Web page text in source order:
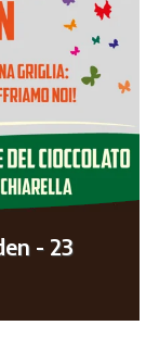
- 23